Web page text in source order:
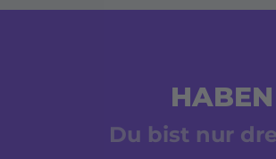
Du bist nur